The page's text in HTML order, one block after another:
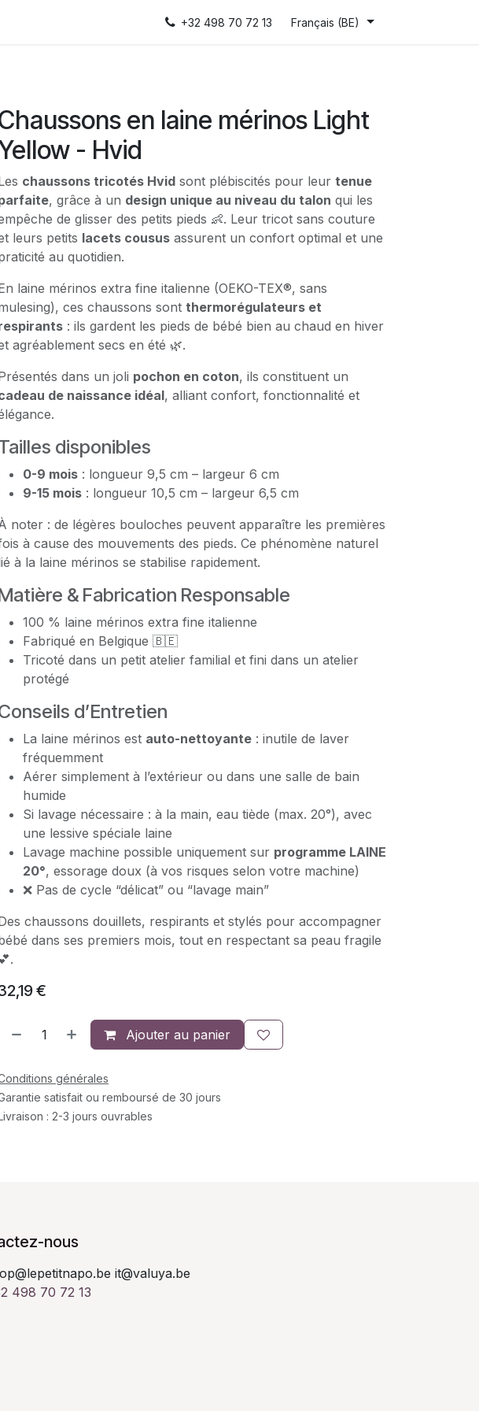
+32 498 70 72 13 Français (BE)
en laine mérinos Light
- Hvid
chaussons tricotés Hvid sont plébiscités pour leur tenue
, grâce à un design unique au niveau du talon qui les
de glisser des petits pieds 👶. Leur tricot sans couture
leurs petits lacets cousus assurent un confort optimal et une
au quotidien.
laine mérinos extra fine italienne (OEKO-TEX®, sans
ces chaussons sont thermorégulateurs et
: ils gardent les pieds de bébé bien au chaud en hiver
agréablement secs en été 🌿.
dans un joli pochon en coton, ils constituent un
de naissance idéal, alliant confort, fonctionnalité et
disponibles
0-9 mois : longueur 9,5 cm – largeur 6 cm
9-15 mois : longueur 10,5 cm – largeur 6,5 cm
noter : de légères bouloches peuvent apparaître les premières
à cause des mouvements des pieds. Ce phénomène naturel
à la laine mérinos se stabilise rapidement.
& Fabrication Responsable
100 % laine mérinos extra fine italienne
Fabriqué en Belgique 🇧🇪
Tricoté dans un petit atelier familial et fini dans un atelier
protégé
d’Entretien
La laine mérinos est auto-nettoyante : inutile de laver
fréquemment
Aérer simplement à l’extérieur ou dans une salle de bain
humide
Si lavage nécessaire : à la main, eau tiède (max. 20°), avec
une lessive spéciale laine
Lavage machine possible uniquement sur programme LAINE
20°, essorage doux (à vos risques selon votre machine)
❌ Pas de cycle “délicat” ou “lavage main”
chaussons douillets, respirants et stylés pour accompagner
dans ses premiers mois, tout en respectant sa peau fragile
💕.
€
Ajouter au panier
générales
satisfait ou remboursé de 30 jours
: 2-3 jours ouvrables
nous
it@valuya.be
498 70 72 13